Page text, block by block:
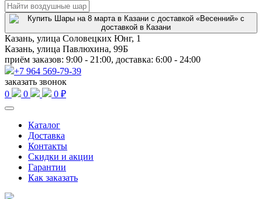
Казань, улица Соловецких Юнг, 1
Казань, улица Павлюхина, 99Б
приём заказов: 9:00 - 21:00, доставка: 6:00 - 24:00
+7 964 569-79-39
заказать звонок
0
0 0 ₽
Каталог
Доставка
Контакты
Скидки и акции
Гарантии
Как заказать